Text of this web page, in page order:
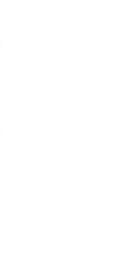
posible una vez sepas las fechas
con 9/10 meses vista a la salida del
si no os importa desplazaros un poco
vuelos pueden salir mucho más baratos.
más baratos siempre desde Bilbao, que